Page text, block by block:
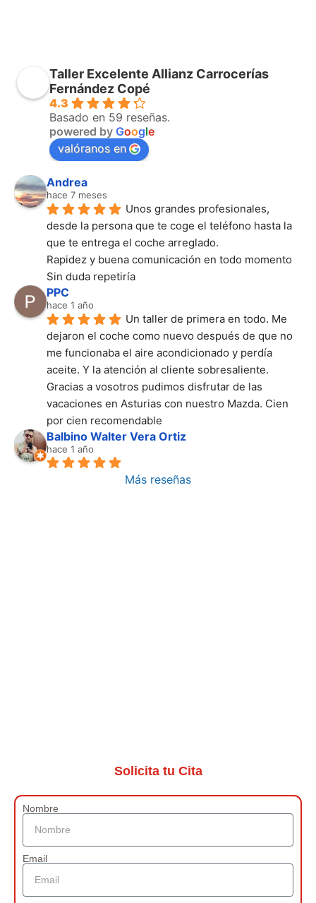
Taller Excelente Allianz Carrocerías
Fernández Copé
4.3
Basado en 59 reseñas.
powered by Google
valóranos en
Andrea
hace 7 meses
Unos grandes profesionales,
desde la persona que te coge el teléfono hasta la
que te entrega el coche arreglado.
Rapidez y buena comunicación en todo momento
Sin duda repetiría
PPC
hace 1 año
Un taller de primera en todo. Me
dejaron el coche como nuevo después de que no
me funcionaba el aire acondicionado y perdía
aceite. Y la atención al cliente sobresaliente.
Gracias a vosotros pudimos disfrutar de las
vacaciones en Asturias con nuestro Mazda. Cien
por cien recomendable
Balbino Walter Vera Ortiz
hace 1 año
Más reseñas
Solicita tu Cita
Nombre
Email